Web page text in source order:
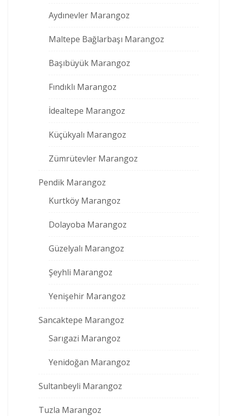
Aydınevler Marangoz
Maltepe Bağlarbaşı Marangoz
Başıbüyük Marangoz
Fındıklı Marangoz
İdealtepe Marangoz
Küçükyalı Marangoz
Zümrütevler Marangoz
Pendik Marangoz
Kurtköy Marangoz
Dolayoba Marangoz
Güzelyalı Marangoz
Şeyhli Marangoz
Yenişehir Marangoz
Sancaktepe Marangoz
Sarıgazi Marangoz
Yenidoğan Marangoz
Sultanbeyli Marangoz
Tuzla Marangoz